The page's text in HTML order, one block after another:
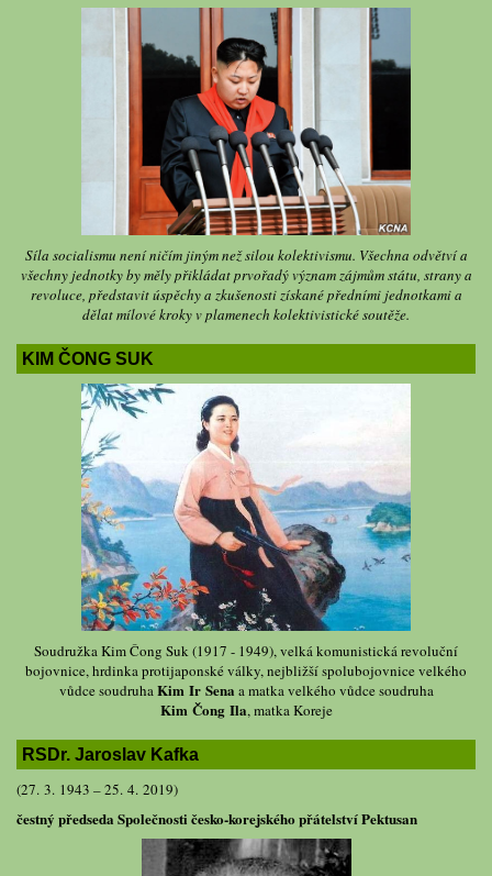
Síla socialismu není ničím jiným než silou kolektivismu. Všechna odvětví a
všechny jednotky by měly přikládat prvořadý význam zájmům státu, strany a
revoluce, představit úspěchy a zkušenosti získané předními jednotkami a
dělat mílové kroky v plamenech kolektivistické soutěže.
KIM ČONG SUK
Soudružka Kim Čong Suk (1917 - 1949), velká komunistická revoluční
bojovnice, hrdinka protijaponské války, nejbližší spolubojovnice velkého
vůdce soudruhaKim Ir Sena a matka velkého vůdce soudruha
Kim Čong Ila, matka Koreje
RSDr. Jaroslav Kafka
(27. 3. 1943 – 25. 4. 2019)
čestný předseda Společnosti česko-korejského přátelství Pektusan